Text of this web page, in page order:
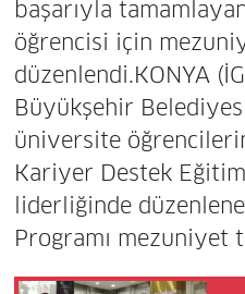
başarıyla
öğrencisi için
düzenlendi.KONYA
Büyükşehir
üniversite
Kariyer Destek
liderliğinde
Programı mezuniyet